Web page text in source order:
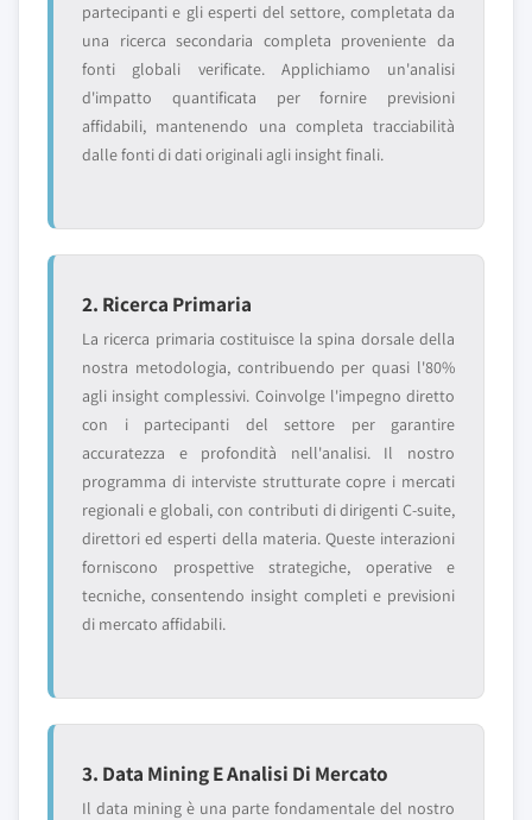
partecipanti e gli esperti del settore, completata da
una ricerca secondaria completa proveniente da
fonti globali verificate. Applichiamo un'analisi
d'impatto quantificata per fornire previsioni
affidabili, mantenendo una completa tracciabilità
dalle fonti di dati originali agli insight finali.
2. Ricerca Primaria
La ricerca primaria costituisce la spina dorsale della
nostra metodologia, contribuendo per quasi l'80%
agli insight complessivi. Coinvolge l'impegno diretto
con i partecipanti del settore per garantire
accuratezza e profondità nell'analisi. Il nostro
programma di interviste strutturate copre i mercati
regionali e globali, con contributi di dirigenti C-suite,
direttori ed esperti della materia. Queste interazioni
forniscono prospettive strategiche, operative e
tecniche, consentendo insight completi e previsioni
di mercato affidabili.
3. Data Mining E Analisi Di Mercato
Il data mining è una parte fondamentale del nostro